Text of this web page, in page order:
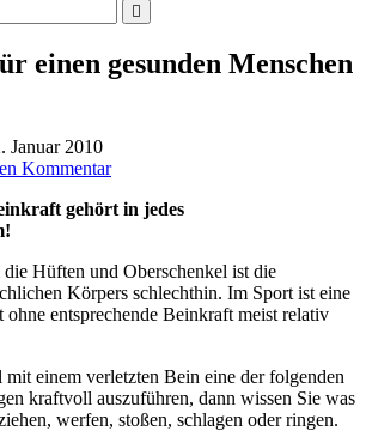
einen gesunden Menschen
Januar 2010
Kommentar
gehört in jedes
Hüften und Oberschenkel ist die
Körpers schlechthin. Im Sport ist eine
entsprechende Beinkraft meist relativ
mit einem verletzten Bein eine der folgenden
kraftvoll auszuführen, dann wissen Sie was
werfen, stoßen, schlagen oder ringen.